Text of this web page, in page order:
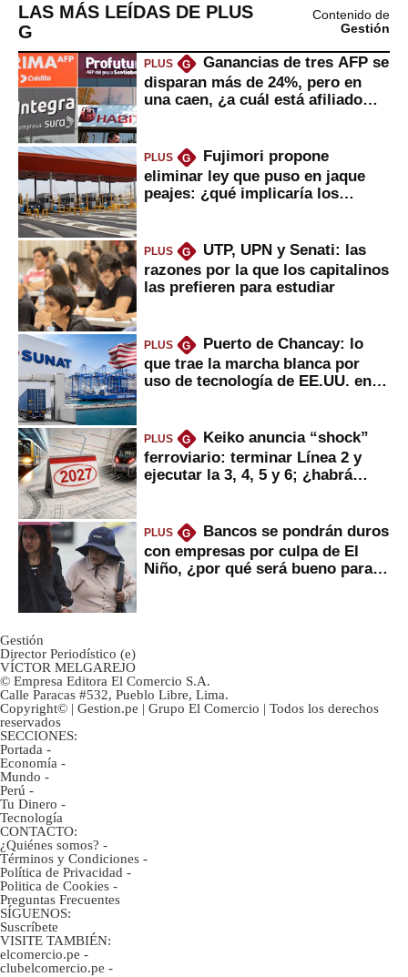
LAS MÁS LEÍDAS DE PLUS
G
Contenido de
Gestión
PLUS G
Ganancias de tres AFP se
disparan más de 24%, pero en
una caen, ¿a cuál está afiliado
PLUS G
Fujimori propone
eliminar ley que puso en jaque
peajes: ¿qué implicaría los
PLUS G
UTP, UPN y Senati: las
razones por la que los capitalinos
las prefieren para estudiar
PLUS G
Puerto de Chancay: lo
que trae la marcha blanca por
uso de tecnología de EE.UU. en
PLUS G
Keiko anuncia “shock”
ferroviario: terminar Línea 2 y
ejecutar la 3, 4, 5 y 6; ¿habrá
PLUS G
Bancos se pondrán duros
con empresas por culpa de El
Niño, ¿por qué será bueno para
Gestión
Director Periodístico (e)
VÍCTOR MELGAREJO
© Empresa Editora El Comercio S.A.
Calle Paracas #532, Pueblo Libre, Lima.
Copyright© | Gestion.pe | Grupo El Comercio | Todos los derechos
reservados
SECCIONES:
Portada -
Economía -
Mundo -
Perú -
Tu Dinero -
Tecnología
CONTACTO:
¿Quiénes somos? -
Términos y Condiciones -
Política de Privacidad -
Politica de Cookies -
Preguntas Frecuentes
SÍGUENOS:
Suscríbete
VISITE TAMBIÉN:
elcomercio.pe -
clubelcomercio.pe -